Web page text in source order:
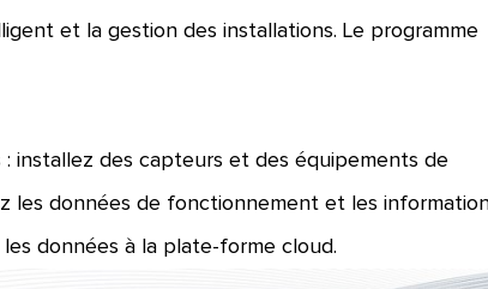
et la gestion des installations. Le programme
installez des capteurs et des équipements de
les données de fonctionnement et les
données à la plate-forme cloud.